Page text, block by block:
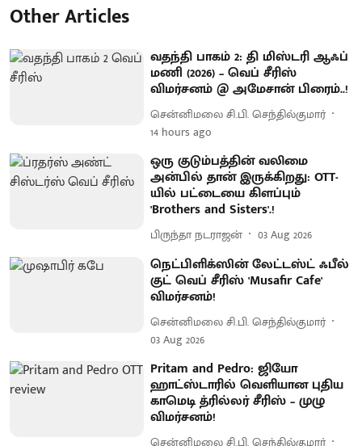
Other Articles
வதந்தி பாகம் 2: தி மிஸ்டரி ஆஃப்
மணி (2026) – வெப் சீரிஸ்
விமர்சனம் @ அமேசான் பிரைம்..!
சென்னிமலை சி.பி. செந்தில்குமார்
14 hours ago
ஒரு குடும்பத்தின் வலிமை
அன்பில் தான் இருக்கிறது: OTT-
யில் பட்டையை கிளப்பும்
'Brothers and Sisters'.!
பிருந்தா நடராஜன் 03 Aug 2026
நெட்பிளிக்ஸின் லேட்டஸ்ட் ஃபீல்
குட் வெப் சீரிஸ் 'Musafir Cafe'
விமர்சனம்!
சென்னிமலை சி.பி. செந்தில்குமார்
03 Aug 2026
Pritam and Pedro: ஜியோ
ஹாட்ஸ்டாரில் வெளியான புதிய
காமெடி த்ரில்லர் சீரிஸ் – முழு
விமர்சனம்!
சென்னிமலை சி.பி. செந்தில்குமார்